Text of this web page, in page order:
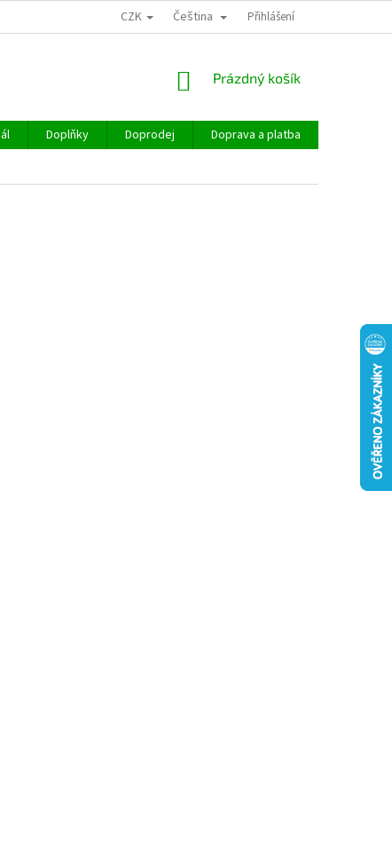
CZK Čeština Přihlášení
NÁKUPNÍ
Prázdný košík
Doplňky Doprodej Doprava a platba